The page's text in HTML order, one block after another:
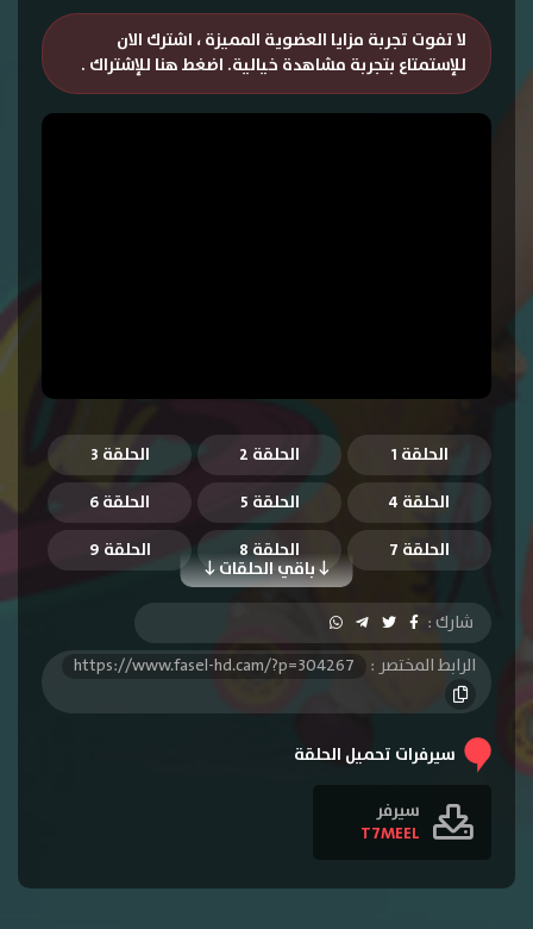
لا تفوت تجربة مزايا العضوية المميزة ، اشترك الان
للإستمتاع بتجربة مشاهدة خيالية. اضغط هنا للإشتراك .
الحلقة 1 الحلقة 2
الحلقة 3
الحلقة 4
الحلقة 5 الحلقة 6
باقي الحلقات
الحلقة 7 الحلقة 8
الحلقة 9
الحلقة 10
الحلقة 11
الحلقة 13
الحلقة 14
الحلقة 25
الحلقة 28
الحلقة 29
الحلقة 30
شارك :
الرابط المختصر :
https://www.fasel-hd.cam/?p=304267
سيرفرات تحميل الحلقة
سيرفر
T7MEEL